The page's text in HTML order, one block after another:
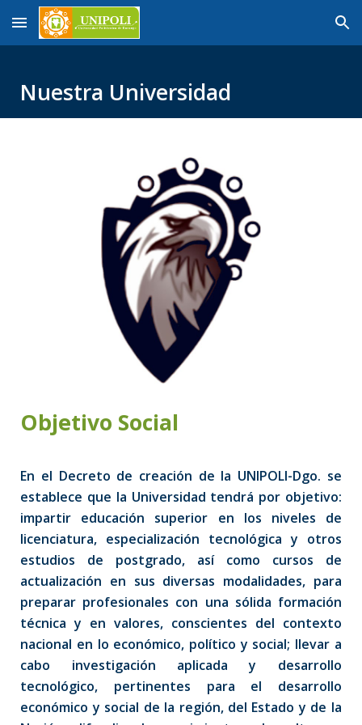
Skip to main content Skip to navigation
Nuestra Universidad
Objetivo Social
En el Decreto de creación de la UNIPOLI-Dgo. se
establece que la Universidad tendrá por objetivo:
impartir educación superior en los niveles de
licenciatura, especialización tecnológica y otros
estudios de postgrado, así como cursos de
actualización en sus diversas modalidades, para
preparar profesionales con una sólida formación
técnica y en valores, conscientes del contexto
nacional en lo económico, político y social; llevar a
cabo investigación aplicada y desarrollo
tecnológico, pertinentes para el desarrollo
económico y social de la región, del Estado y de la